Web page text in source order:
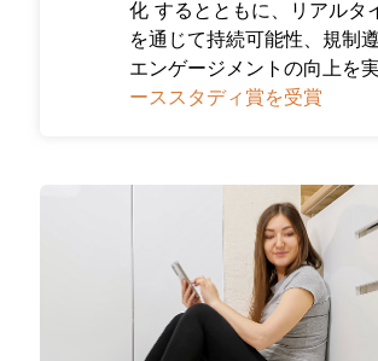
化 するとともに、リアルタ
を通じて持続可能性、規制
エンゲージメントの向上を
ーススタディ賞を受賞